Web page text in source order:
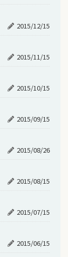
2015/12/15
2015/11/15
2015/10/15
2015/09/15
2015/08/26
2015/08/15
2015/07/15
2015/06/15